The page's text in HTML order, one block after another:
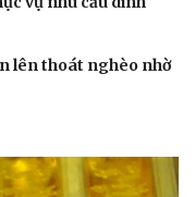
lên thoát nghèo nhờ